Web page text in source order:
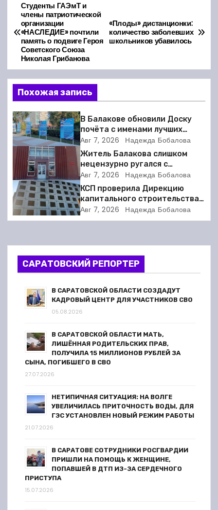
Н
а
в
и
г
а
ц
и
я
п
о
а
п
«Плоды» дистанционки:
количество заболевших
школьников убавилось
Студенты ГАЭмТ и
члены патриотической
организации
«НАСЛЕДИЕ» почтили
память о подвиге Героя
Советского Союза
Николая Грибанова
Похожая запись
В Балакове обновили Доску
почёта с именами лучших
спортсменов. Фото
Авг 7, 2026 Надежда Бобалова
Житель Балакова слишком
нецензурно ругался с
соседкой и получил двое суток
ареста
Авг 7, 2026 Надежда Бобалова
КСП проверила Дирекцию
капитального строительства в
Балакове и нашла множество
нарушений
Авг 7, 2026 Надежда Бобалова
САРАТОВСКИЙ РЕПОРТЕР
В САРАТОВСКОЙ ОБЛАСТИ СОЗДАДУТ
КАДРОВЫЙ ЦЕНТР ДЛЯ УЧАСТНИКОВ СВО
05.08.2026
В САРАТОВСКОЙ ОБЛАСТИ МАТЬ,
ЛИШЁННАЯ РОДИТЕЛЬСКИХ ПРАВ,
ПОЛУЧИЛА 15 МИЛЛИОНОВ РУБЛЕЙ ЗА
СЫНА, ПОГИБШЕГО В СВО
27.07.2026
НЕТИПИЧНАЯ СИТУАЦИЯ: НА ВОЛГЕ
УВЕЛИЧИЛАСЬ ПРИТОЧНОСТЬ ВОДЫ, ДЛЯ
ГЭС УСТАНОВЛЕН НОВЫЙ РЕЖИМ РАБОТЫ
21.07.2026
В САРАТОВЕ СОТРУДНИКИ РОСГВАРДИИ
ПРИШЛИ НА ПОМОЩЬ К ЖЕНЩИНЕ,
ПОПАВШЕЙ В ДТП ИЗ-ЗА СЕРДЕЧНОГО
ПРИСТУПА
15.07.2026